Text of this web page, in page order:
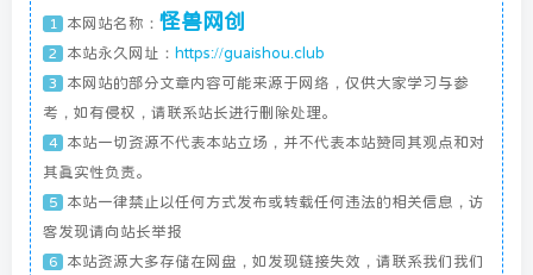
1 本网站名称： 怪兽网创
2 本站永久网址： https://guaishou.club
3
本网站的部分文章内容可能来源于网络，仅供大家学习与参
考，如有侵权，请联系站长进行删除处理。
4
本站一切资源不代表本站立场，并不代表本站赞同其观点和对
其真实性负责。
5
本站一律禁止以任何方式发布或转载任何违法的相关信息，访
客发现请向站长举报
6
本站资源大多存储在网盘，如发现链接失效，请联系我们我们